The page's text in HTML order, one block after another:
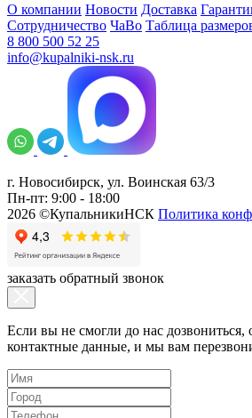
О компании Новости Доставка
Сотрудничество ЧаВо Таблица
8 800 500 52 25
info@kupalniki-nsk.ru
г. Новосибирск, ул. Воинская 63/3
Пн-пт: 9:00 - 18:00
2026 ©КупальникиНСК Политика
заказать обратный звонок
Если вы не смогли до нас дозвониться,
контактные данные, и мы вам